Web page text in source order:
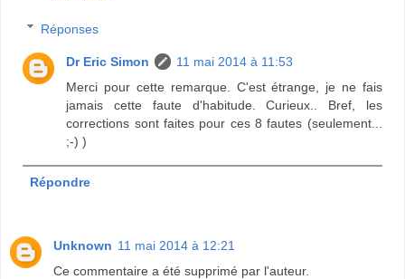
Réponses
Dr Eric Simon
11 mai 2014 à 11:53
Merci pour cette remarque. C'est étrange, je ne fais
jamais cette faute d'habitude. Curieux.. Bref, les
corrections sont faites pour ces 8 fautes (seulement...
;-) )
Répondre
Unknown 11 mai 2014 à 12:21
Ce commentaire a été supprimé par l'auteur.